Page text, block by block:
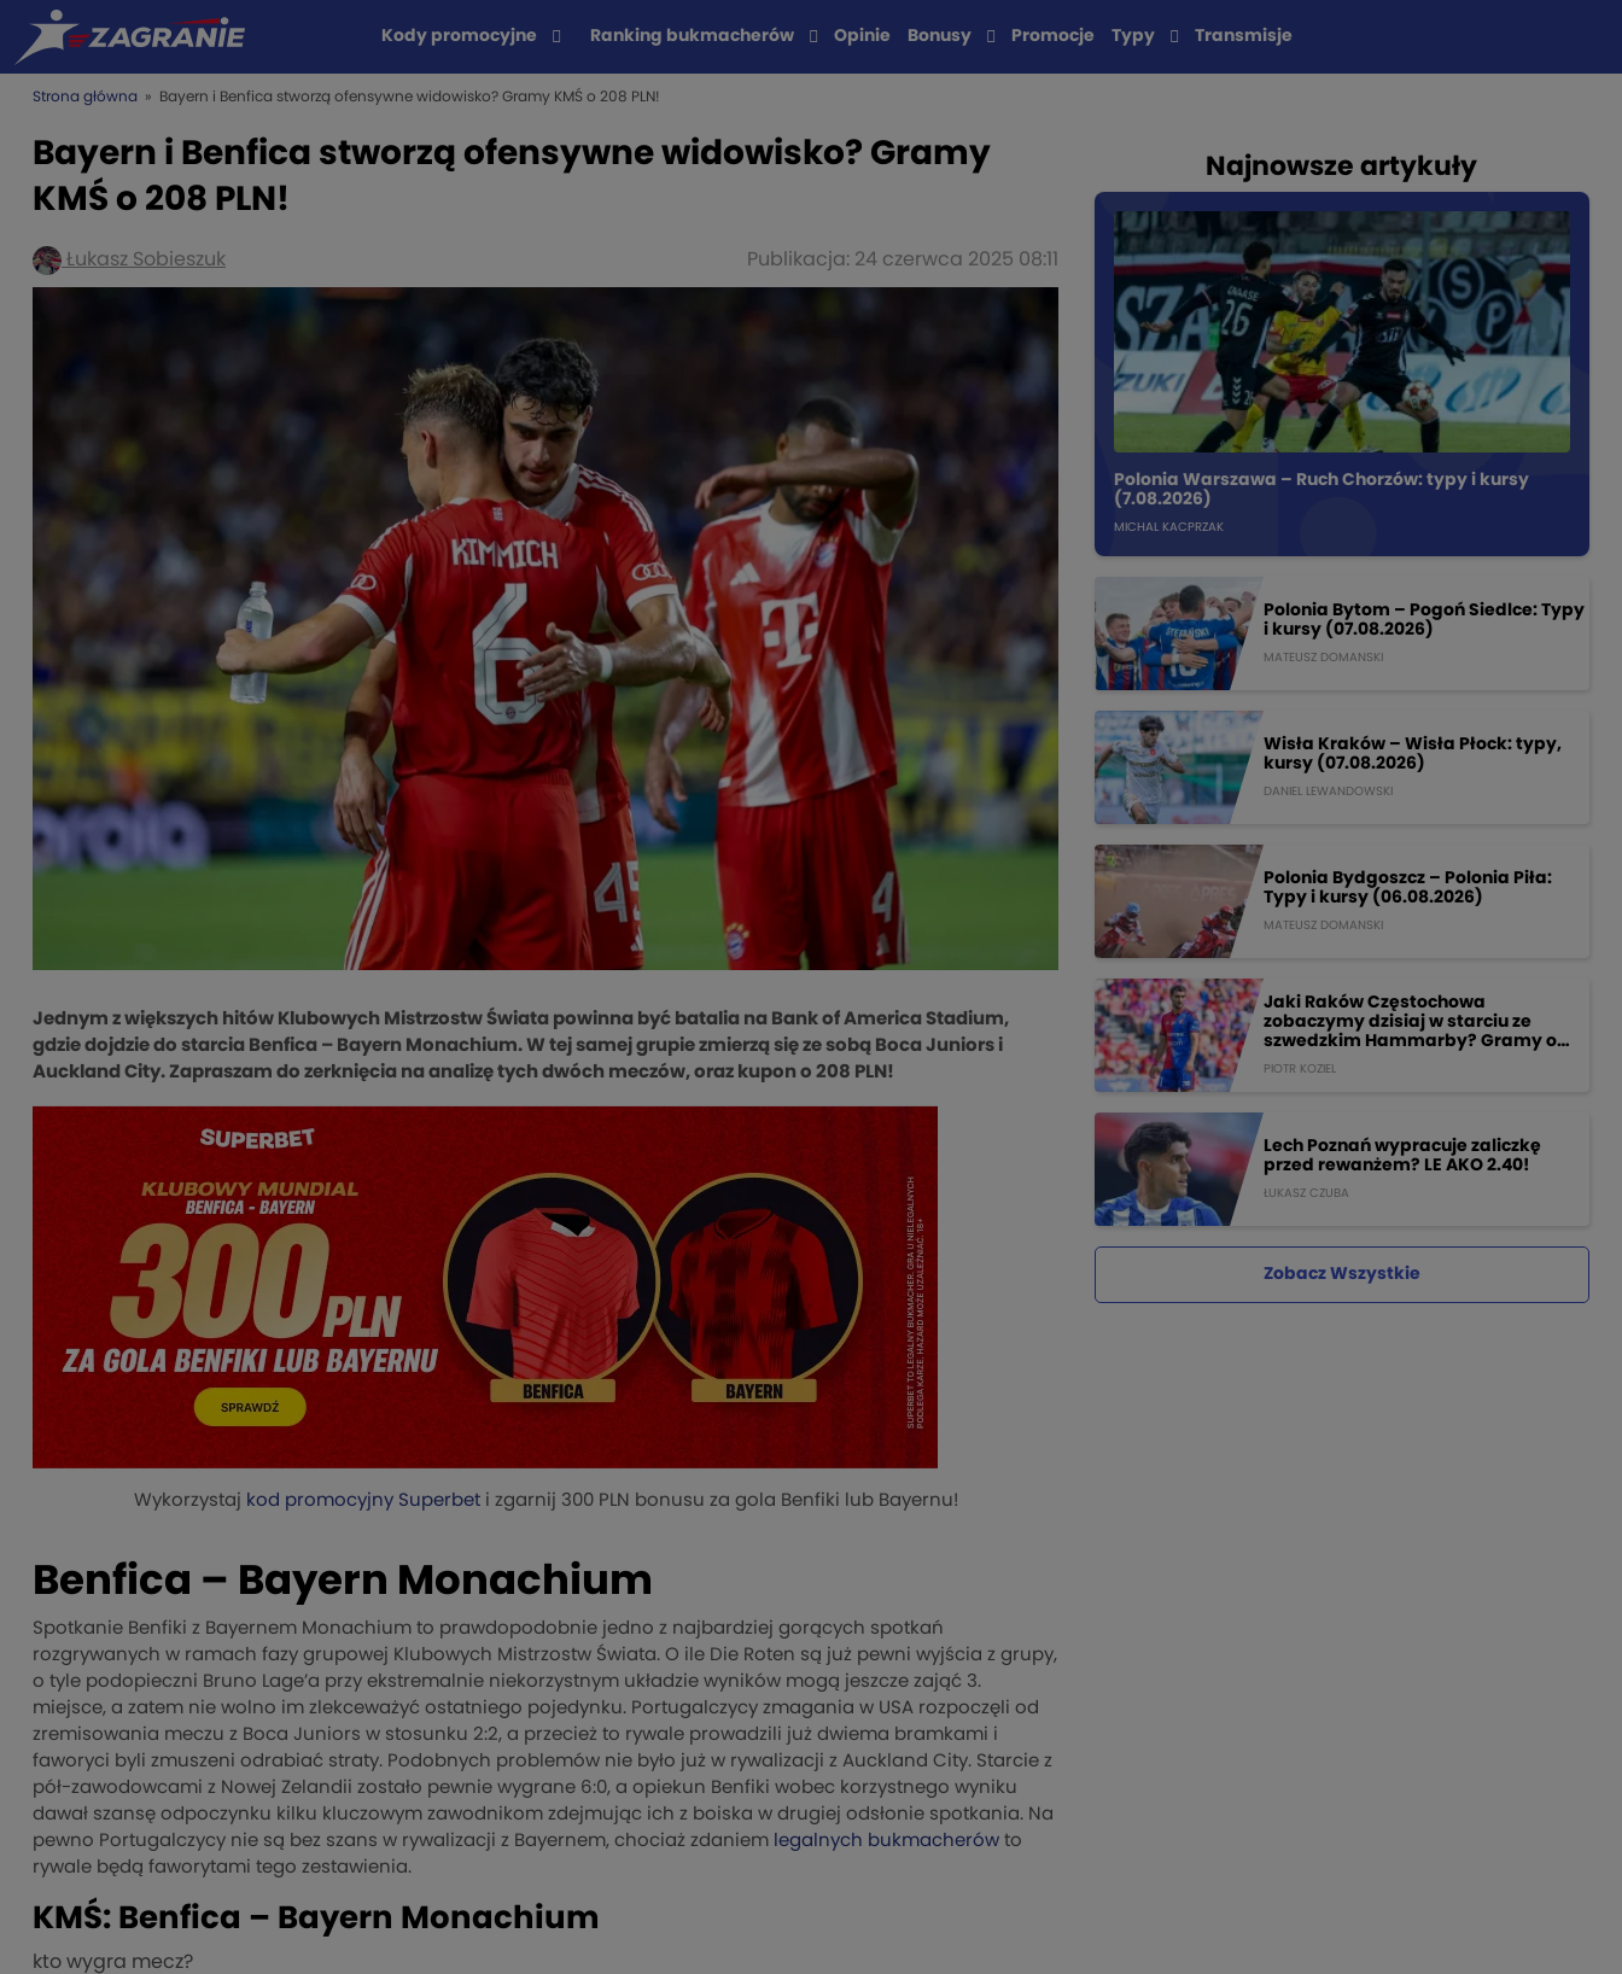
Kody promocyjne Ranking bukmacherów Opinie Bonusy Promocje Typy Transmisje
Strona główna » Bayern i Benfica stworzą ofensywne widowisko? Gramy KMŚ o 208 PLN!
Bayern i Benfica stworzą ofensywne widowisko? Gramy
KMŚ o 208 PLN!
Łukasz Sobieszuk Publikacja: 24 czerwca 2025 08:11
Jednym z większych hitów Klubowych Mistrzostw Świata powinna być batalia na Bank of America Stadium,
gdzie dojdzie do starcia Benfica – Bayern Monachium. W tej samej grupie zmierzą się ze sobą Boca Juniors i
Auckland City. Zapraszam do zerknięcia na analizę tych dwóch meczów, oraz kupon o 208 PLN!
Wykorzystaj kod promocyjny Superbeti zgarnij 300 PLN bonusu za gola Benfiki lub Bayernu!
Benfica – Bayern Monachium
Spotkanie Benfiki z Bayernem Monachium to prawdopodobnie jedno z najbardziej gorących spotkań
rozgrywanych w ramach fazy grupowej Klubowych Mistrzostw Świata. O ile Die Roten są już pewni wyjścia z grupy,
o tyle podopieczni Bruno Lage’a przy ekstremalnie niekorzystnym układzie wyników mogą jeszcze zająć 3.
miejsce, a zatem nie wolno im zlekceważyć ostatniego pojedynku. Portugalczycy zmagania w USA rozpoczęli od
zremisowania meczu z Boca Juniors w stosunku 2:2, a przecież to rywale prowadzili już dwiema bramkami i
faworyci byli zmuszeni odrabiać straty. Podobnych problemów nie było już w rywalizacji z Auckland City. Starcie z
pół-zawodowcami z Nowej Zelandii zostało pewnie wygrane 6:0, a opiekun Benfiki wobec korzystnego wyniku
dawał szansę odpoczynku kilku kluczowym zawodnikom zdejmując ich z boiska w drugiej odsłonie spotkania. Na
pewno Portugalczycy nie są bez szans w rywalizacji z Bayernem, chociaż zdaniem legalnych bukmacherów to
rywale będą faworytami tego zestawienia.
KMŚ: Benfica – Bayern Monachium
kto wygra mecz?
Najnowsze artykuły
Polonia Warszawa – Ruch Chorzów: typy i kursy
(7.08.2026)
MICHAL KACPRZAK
Polonia Bytom – Pogoń Siedlce: Typy
i kursy (07.08.2026)
MATEUSZ DOMANSKI
Wisła Kraków – Wisła Płock: typy,
kursy (07.08.2026)
DANIEL LEWANDOWSKI
Polonia Bydgoszcz – Polonia Piła:
Typy i kursy (06.08.2026)
MATEUSZ DOMANSKI
Jaki Raków Częstochowa
zobaczymy dzisiaj w starciu ze
szwedzkim Hammarby? Gramy o
PIOTR KOZIEL
Lech Poznań wypracuje zaliczkę
przed rewanżem? LE AKO 2.40!
ŁUKASZ CZUBA
Zobacz Wszystkie